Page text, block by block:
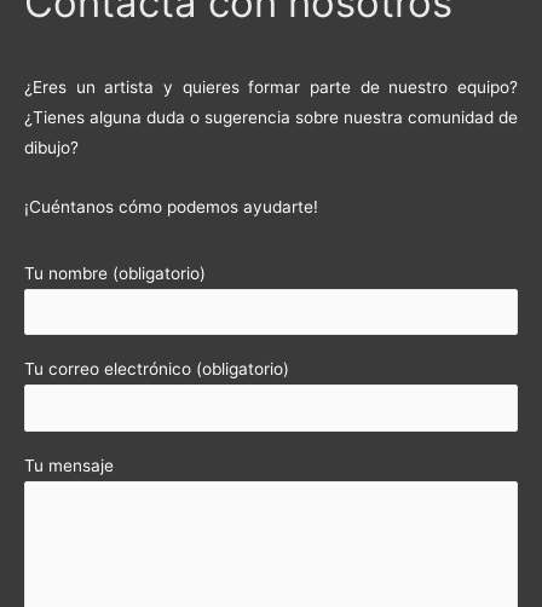
¿Eres un artista y quieres formar parte de nuestro equipo?
¿Tienes alguna duda o sugerencia sobre nuestra comunidad de
dibujo?
¡Cuéntanos cómo podemos ayudarte!
Tu nombre (obligatorio)
Tu correo electrónico (obligatorio)
Tu mensaje